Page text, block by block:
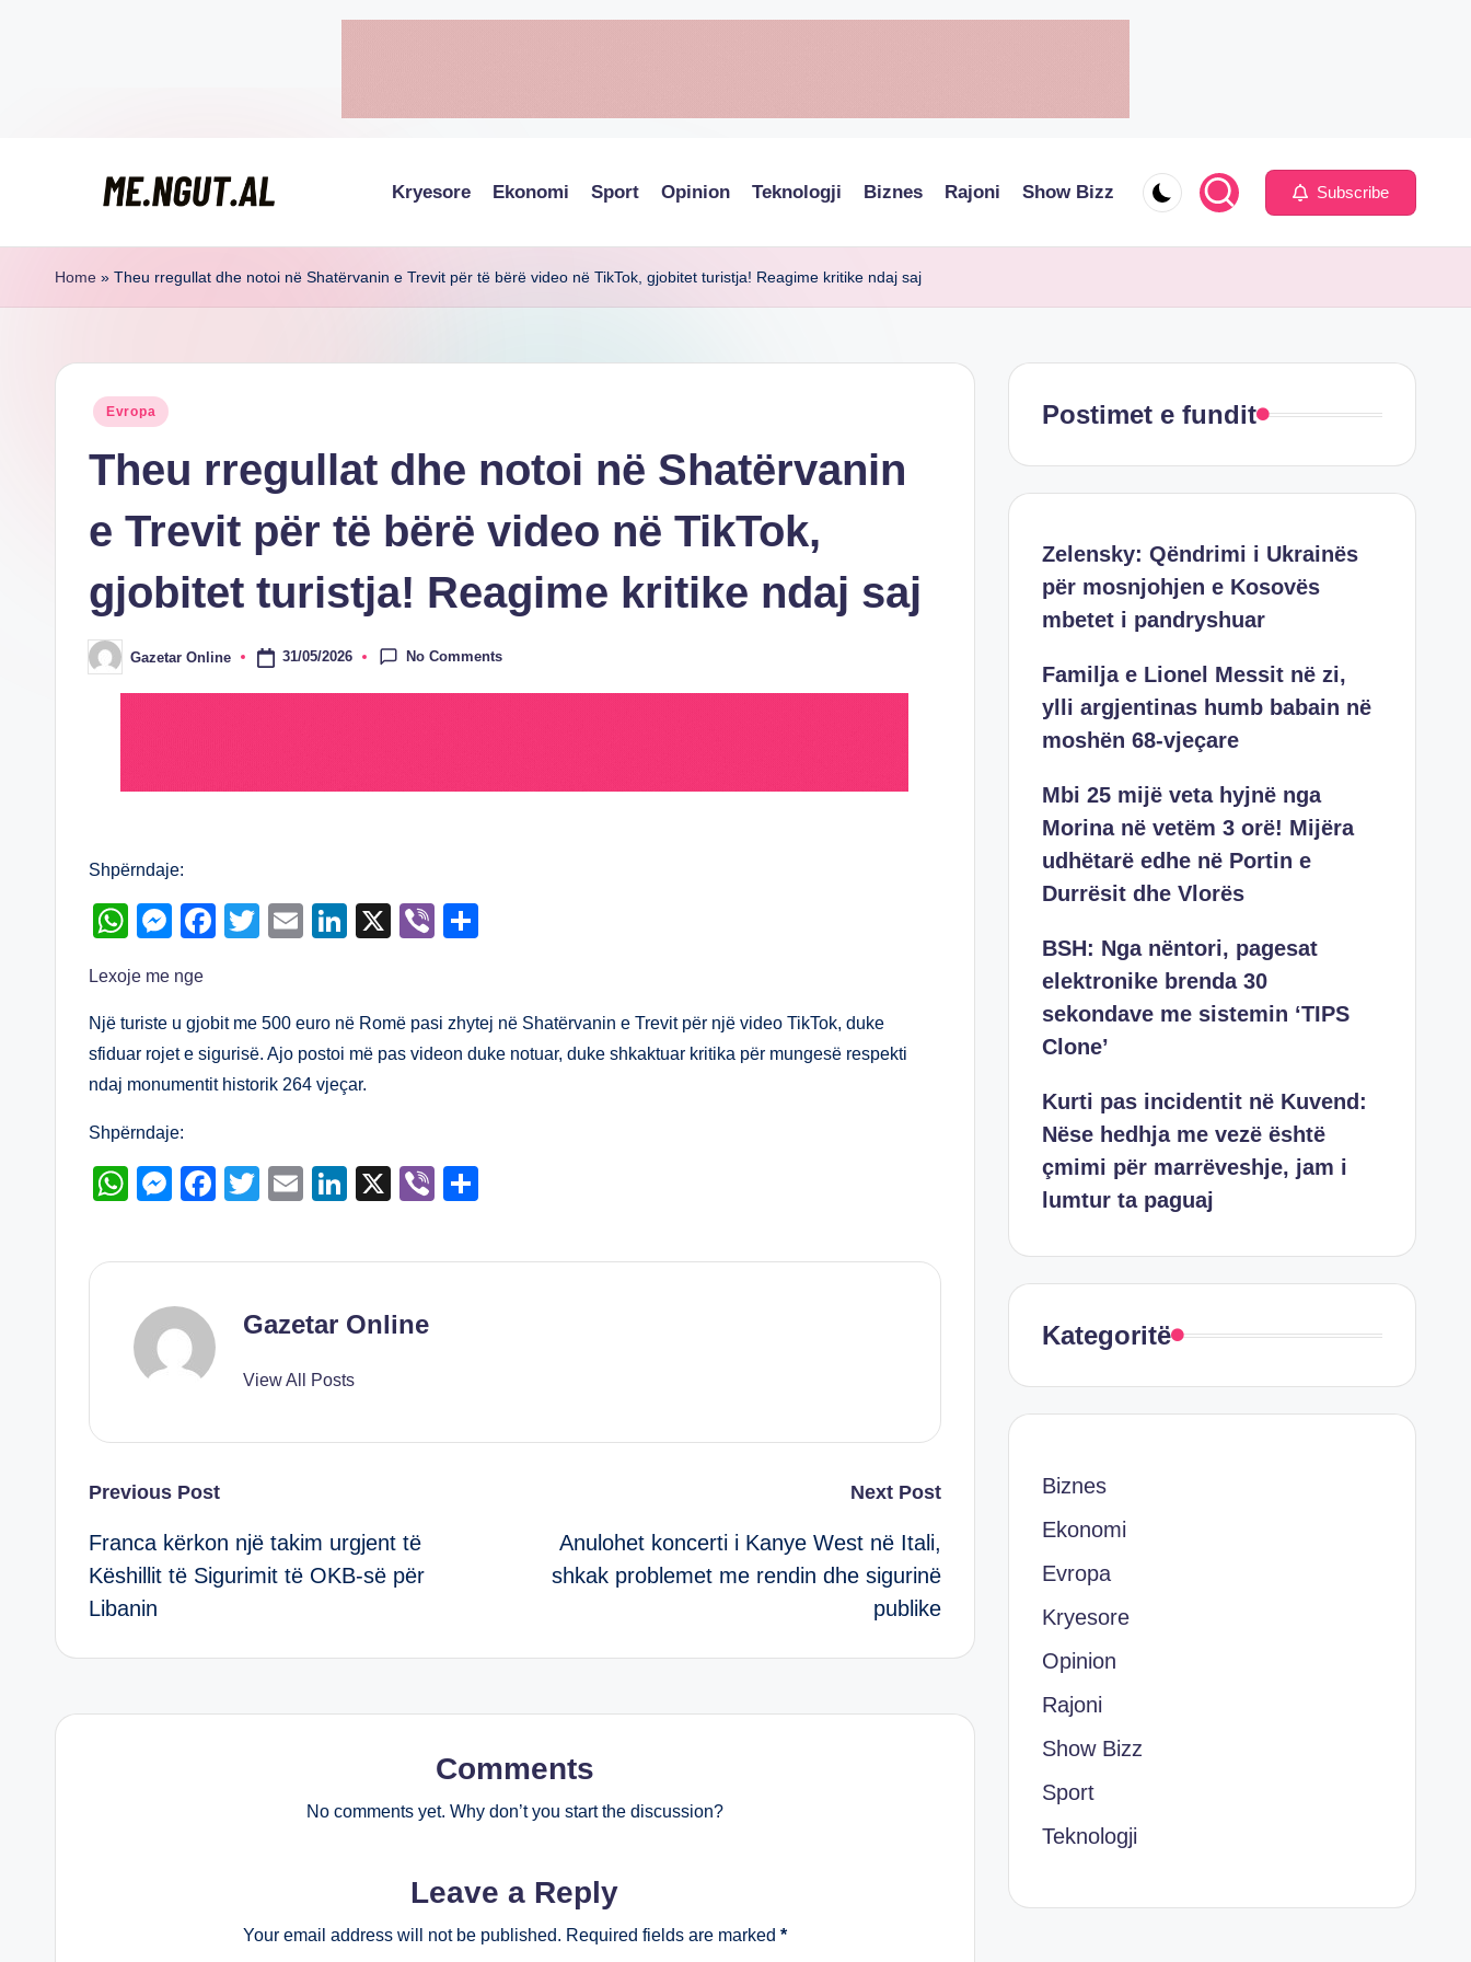
M
e
g
lexohen
ngut
Kryesore Ekonomi Sport Opinion Teknologji Biznes Rajoni Show Bizz Subscribe
Home » Theu rregullat dhe notoi në Shatërvanin e Trevit për të bërë video në TikTok, gjobitet turistja! Reagime kritike ndaj saj
Posted
Evropa
Theu rregullat dhe notoi në Shatërvanin
e Trevit për të bërë video në TikTok,
gjobitet turistja! Reagime kritike ndaj saj
Posted
by
Gazetar Online 31/05/2026 No Comments
Shpërndaje:
W
at
s
A
p
p
M
ss
e
n
g
er
F
e
b
o
k
T
er
E
Li
e
dI
n
X
Vi
e
Lexoje me nge
Një turiste u gjobit me 500 euro në Romë pasi zhytej në Shatërvanin e Trevit për një video TikTok, duke
sfiduar rojet e sigurisë. Ajo postoi më pas videon duke notuar, duke shkaktuar kritika për mungesë respekti
ndaj monumentit historik 264 vjeçar.
Shpërndaje:
W
at
A
p
M
ss
n
g
F
c
T
tt
E
ail
Li
k
dI
X
Vi
er ar
Gazetar Online
View All Posts
Post
navigation
Previous Post
Franca kërkon një takim urgjent të
Këshillit të Sigurimit të OKB-së për
Libanin
Next Post
Anulohet koncerti i Kanye West në Itali,
shkak problemet me rendin dhe sigurinë
publike
Comments
No comments yet. Why don’t you start the discussion?
Leave a Reply
Your email address will not be published. Required fields are marked *
Postimet e fundit
Zelensky: Qëndrimi i Ukrainës
për mosnjohjen e Kosovës
mbetet i pandryshuar
Familja e Lionel Messit në zi,
ylli argjentinas humb babain në
moshën 68-vjeçare
Mbi 25 mijë veta hyjnë nga
Morina në vetëm 3 orë! Mijëra
udhëtarë edhe në Portin e
Durrësit dhe Vlorës
BSH: Nga nëntori, pagesat
elektronike brenda 30
sekondave me sistemin ‘TIPS
Clone’
Kurti pas incidentit në Kuvend:
Nëse hedhja me vezë është
çmimi për marrëveshje, jam i
lumtur ta paguaj
Kategoritë
Biznes
Ekonomi
Evropa
Kryesore
Opinion
Rajoni
Show Bizz
Sport
Teknologji